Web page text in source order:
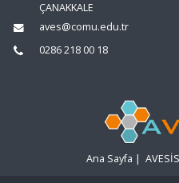
ÇANAKKALE
aves@comu.edu.tr
0286 218 00 18
Ana Sayfa |